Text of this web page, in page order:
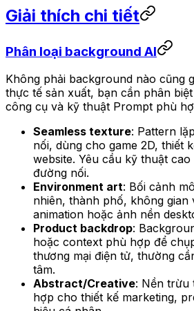
Giải thích chi tiết
Phân loại background AI
Không phải background nào cũng
thực tế sản xuất, bạn cần phân
công cụ và kỹ thuật Prompt phù
Seamless texture: Pattern
nối, dùng cho game 2D, thiết
website. Yêu cầu kỹ thuật
đường nối.
Environment art: Bối cảnh
nhiên, thành phố, không gian
animation hoặc ảnh nền
Product backdrop:
hoặc context phù hợp để
thương mại điện tử, thường
tâm.
Abstract/Creative: Nền trừu
hợp cho thiết kế marketing,